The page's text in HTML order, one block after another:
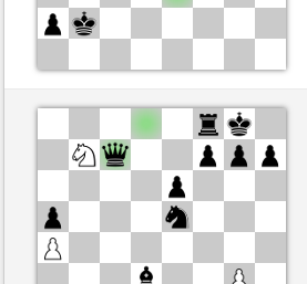
Blancas
Square0 (1484) (+7)
Picchio73 (1249) (-7)
Tiempo: 5 minutes/side + 8 seconds/move
Esta partida es por puntos